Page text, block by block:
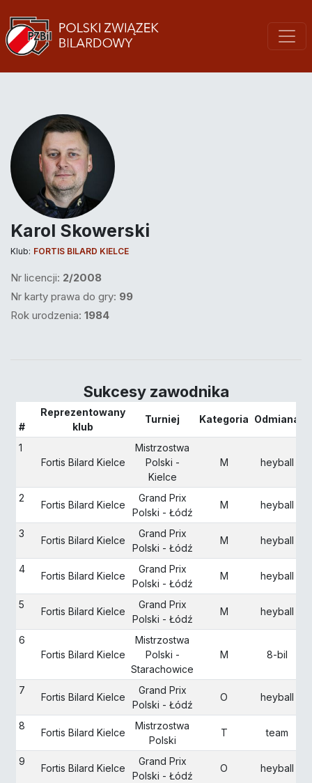
Karol Skowerski
Klub: FORTIS BILARD KIELCE
Nr licencji: 2/2008
Nr karty prawa do gry: 99
Rok urodzenia: 1984
Sukcesy zawodnika
#
Reprezentowany
klub
Turniej Kategoria Odmiana
1
Fortis Bilard Kielce
Mistrzostwa
Polski -
Kielce
M heyball
2
Fortis Bilard Kielce
Grand Prix
Polski - Łódź
M heyball
3
Fortis Bilard Kielce
Grand Prix
Polski - Łódź
M heyball
4
Fortis Bilard Kielce
Grand Prix
Polski - Łódź
M heyball
5
Fortis Bilard Kielce
Grand Prix
Polski - Łódź
M heyball
6
Fortis Bilard Kielce
Mistrzostwa
Polski -
Starachowice
M 8-bil
7
Fortis Bilard Kielce
Grand Prix
Polski - Łódź
O heyball
8
Fortis Bilard Kielce
Mistrzostwa
Polski
T team
9
Fortis Bilard Kielce
Grand Prix
Polski - Łódź
O heyball